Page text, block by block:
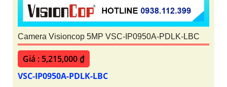
Camera Visioncop 5MP VSC-IP0950A-PDLK-LBC
Giá : 5,215,000 ₫
VSC-IP0950A-PDLK-LBC